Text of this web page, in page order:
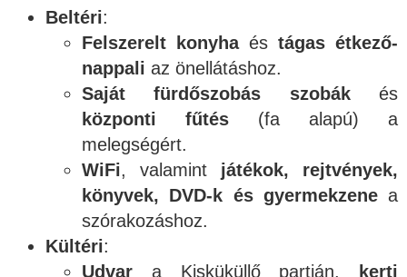
Beltéri:
Felszerelt konyhaés tágas étkező-
nappali az önellátáshoz.
Saját fürdőszobás szobákés
központi fűtés (fa alapú) a
melegségért.
WiFi, valamint játékok, rejtvények,
könyvek, DVD-k és gyermekzenea
szórakozáshoz.
Kültéri:
Udvar a Kisküküllő partján, kerti